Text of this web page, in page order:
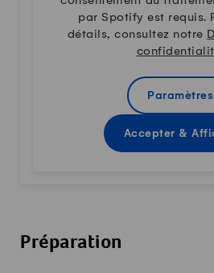
par Spotify est requis.
détails, consultez notre
Paramètres
Accepter &
Préparation